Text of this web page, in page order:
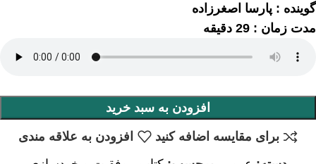
گوینده : پارسا اصغرزاده
مدت زمان : 29 دقیقه
افزودن به سبد خرید
برای مقایسه اضافه کنید
افزودن به علاقه مندی